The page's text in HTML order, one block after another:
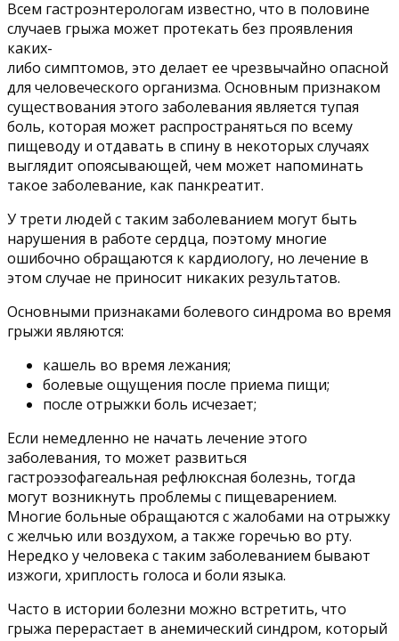
Всем гастроэнтерологам известно, что в половине
случаев грыжа может протекать без проявления
каких-
либо симптомов, это делает ее чрезвычайно опасной
для человеческого организма. Основным признаком
существования этого заболевания является тупая
боль, которая может распространяться по всему
пищеводу и отдавать в спину в некоторых случаях
выглядит опоясывающей, чем может напоминать
такое заболевание, как панкреатит.
У трети людей с таким заболеванием могут быть
нарушения в работе сердца, поэтому многие
ошибочно обращаются к кардиологу, но лечение в
этом случае не приносит никаких результатов.
Основными признаками болевого синдрома во время
грыжи являются:
кашель во время лежания;
болевые ощущения после приема пищи;
после отрыжки боль исчезает;
Если немедленно не начать лечение этого
заболевания, то может развиться
гастроэзофагеальная рефлюксная болезнь, тогда
могут возникнуть проблемы с пищеварением.
Многие больные обращаются с жалобами на отрыжку
с желчью или воздухом, а также горечью во рту.
Нередко у человека с таким заболеванием бывают
изжоги, хриплость голоса и боли языка.
Часто в истории болезни можно встретить, что
грыжа перерастает в анемический синдром, который